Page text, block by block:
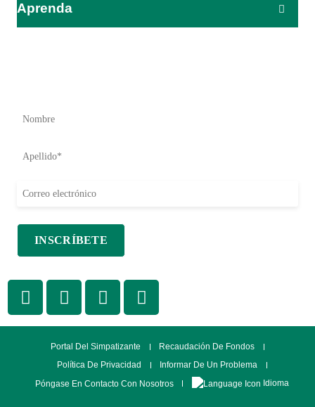
Aprenda
Portal Del Simpatizante
Recaudación De Fondos
Política De Privacidad
Informar De Un Problema
Póngase En Contacto Con Nosotros
Idioma